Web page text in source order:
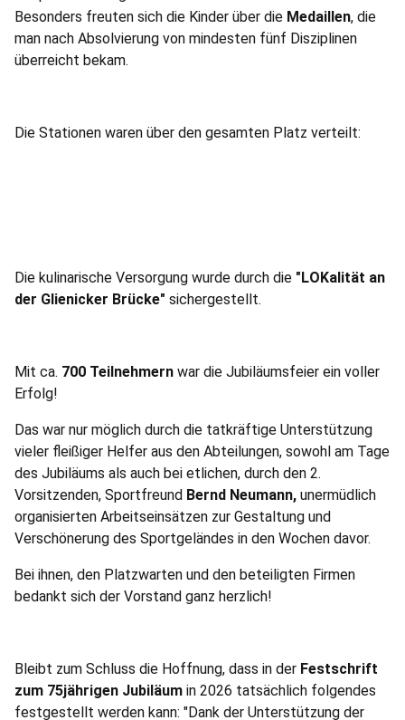
Besonders freuten sich die Kinder über die Medaillen, die
man nach Absolvierung von mindesten fünf Disziplinen
überreicht bekam.
Die Stationen waren über den gesamten Platz verteilt:
Die kulinarische Versorgung wurde durch die "LOKalität an
der Glienicker Brücke" sichergestellt.
Mit ca. 700 Teilnehmern war die Jubiläumsfeier ein voller
Erfolg!
Das war nur möglich durch die tatkräftige Unterstützung
vieler fleißiger Helfer aus den Abteilungen, sowohl am Tage
des Jubiläums als auch bei etlichen, durch den 2.
Vorsitzenden, Sportfreund Bernd Neumann, unermüdlich
organisierten Arbeitseinsätzen zur Gestaltung und
Verschönerung des Sportgeländes in den Wochen davor.
Bei ihnen, den Platzwarten und den beteiligten Firmen
bedankt sich der Vorstand ganz herzlich!
Bleibt zum Schluss die Hoffnung, dass in der Festschrift
zum 75jährigen Jubiläum in 2026 tatsächlich folgendes
festgestellt werden kann: "Dank der Unterstützung der